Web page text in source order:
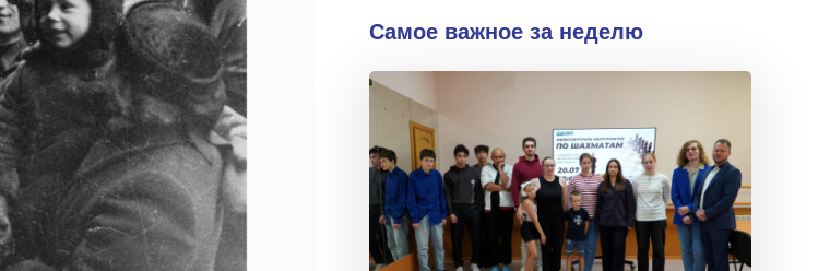
Самое важное за неделю